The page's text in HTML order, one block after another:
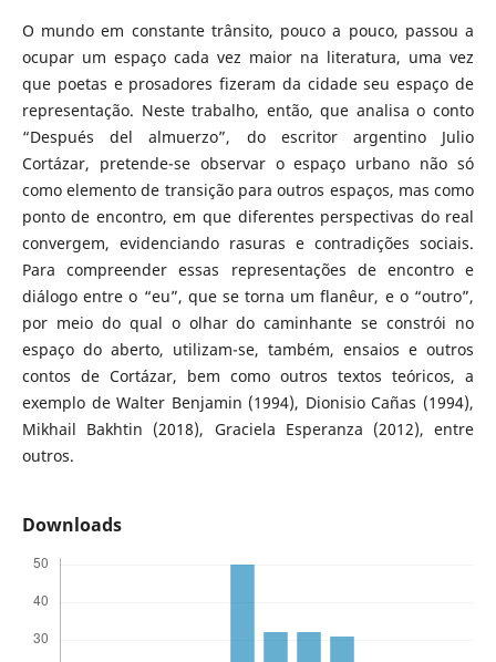
O mundo em constante trânsito, pouco a pouco, passou a
ocupar um espaço cada vez maior na literatura, uma vez
que poetas e prosadores fizeram da cidade seu espaço de
representação. Neste trabalho, então, que analisa o conto
“Después del almuerzo”, do escritor argentino Julio
Cortázar, pretende-se observar o espaço urbano não só
como elemento de transição para outros espaços, mas como
ponto de encontro, em que diferentes perspectivas do real
convergem, evidenciando rasuras e contradições sociais.
Para compreender essas representações de encontro e
diálogo entre o “eu”, que se torna um flanêur, e o “outro”,
por meio do qual o olhar do caminhante se constrói no
espaço do aberto, utilizam-se, também, ensaios e outros
contos de Cortázar, bem como outros textos teóricos, a
exemplo de Walter Benjamin (1994), Dionisio Cañas (1994),
Mikhail Bakhtin (2018), Graciela Esperanza (2012), entre
outros.
Downloads